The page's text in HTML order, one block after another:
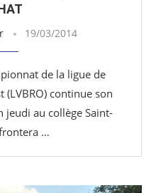
19/03/2014
de la ligue de
continue son
au collège Saint-
…